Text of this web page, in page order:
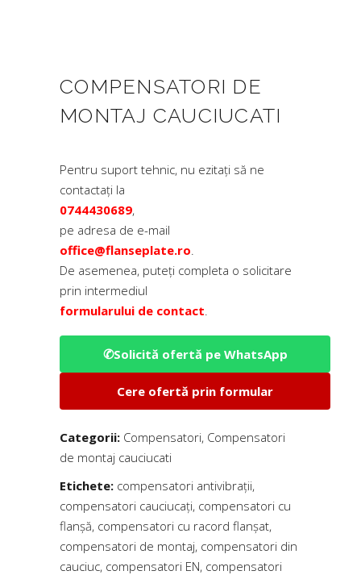
COMPENSATORI DE
MONTAJ CAUCIUCATI
Pentru suport tehnic, nu ezitați să ne
contactați la
0744430689,
pe adresa de e-mail
office@flanseplate.ro.
De asemenea, puteți completa o solicitare
prin intermediul
formularului de contact.
✆Solicită ofertă pe WhatsApp
Cere ofertă prin formular
Categorii: Compensatori, Compensatori
de montaj cauciucati
Etichete: compensatori antivibrații,
compensatori cauciucați, compensatori cu
flanșă, compensatori cu racord flanșat,
compensatori de montaj, compensatori din
cauciuc, compensatori EN, compensatori